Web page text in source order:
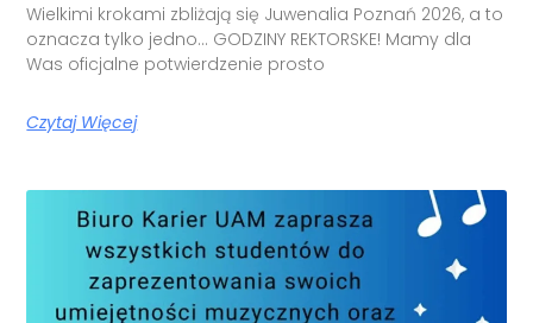
Wielkimi krokami zbliżają się Juwenalia Poznań 2026, a to
oznacza tylko jedno… GODZINY REKTORSKE! Mamy dla
Was oficjalne potwierdzenie prosto
Czytaj Więcej